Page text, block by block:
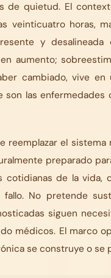
de quietud. El
veinticuatro horas,
y
aumento;
cambiado, vive
son las
reemplazar el
preparado
de la vida,
No pretende
siguen
médicos. El marco
se construye o se